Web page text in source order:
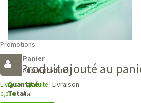
Promotions
Panier
Aucun produit
Livraison gratuite ! Livraison
0,00 €Total
Produit ajouté au
Quantité
Total